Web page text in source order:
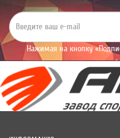
Нажимая на кнопку
уведомлений